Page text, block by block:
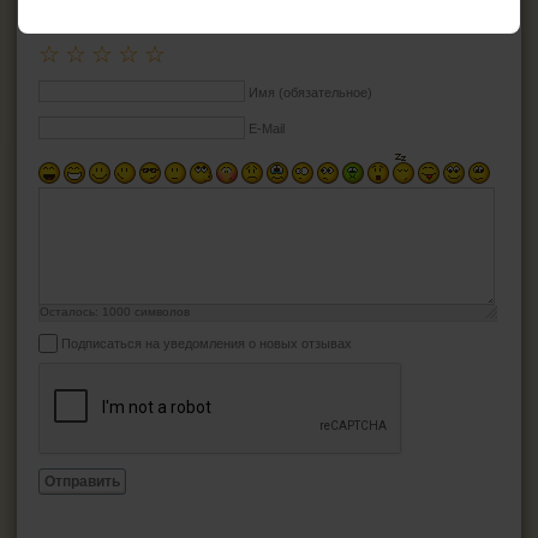
☆
☆
☆
☆
☆
Имя (обязательное)
E-Mail
Осталось: 1000 символов
Подписаться на уведомления о новых отзывах
Отправить